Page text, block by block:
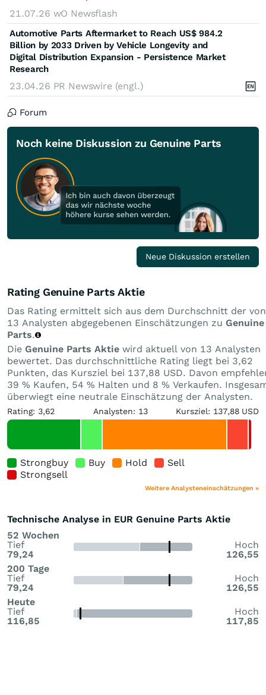
21.07.26 wO Newsflash
Automotive Parts Aftermarket to Reach US$ 984.2
Billion by 2033 Driven by Vehicle Longevity and
Digital Distribution Expansion - Persistence Market
Research
23.04.26 PR Newswire (engl.)
Forum
Noch keine Diskussion zu Genuine Parts
Neue Diskussion erstellen
Rating Genuine Parts Aktie
Das Rating ermittelt sich aus dem Durchschnitt der von
13 Analysten abgegebenen Einschätzungen zu Genuine
Parts.
Die Genuine Parts Aktie wird aktuell von 13 Analysten
bewertet. Das durchschnittliche Rating liegt bei 3,62
Punkten, das Kursziel bei 137,88 USD. Davon
39 % Kaufen, 54 % Halten und 8 % Verkaufen.
überwiegt eine neutrale Einschätzung der Analysten.
Rating: 3,62 Analysten: 13 Kursziel: 137,88 USD
Strongbuy Buy Hold
Sell
Strongsell
Weitere Analysteneinschätzungen »
Technische Analyse in EUR Genuine Parts Aktie
52 Wochen
Tief
79,24
Hoch
126,55
200 Tage
Tief
79,24
Hoch
126,55
Heute
Tief
116,85
Hoch
117,85